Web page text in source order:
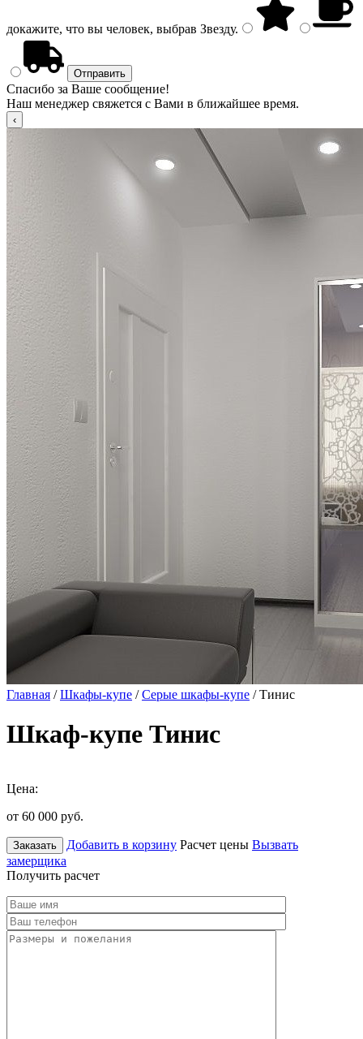
докажите, что вы человек, выбрав Звезду.
Спасибо за Ваше сообщение!
Наш менеджер свяжется с Вами в ближайшее время.
Главная /Шкафы-купе /Серые шкафы-купе / Тинис
Шкаф-купе Тинис
Цена:
от 60 000 руб.
Заказать Добавить в корзину Расчет цены Вызвать
замерщика
Получить расчет